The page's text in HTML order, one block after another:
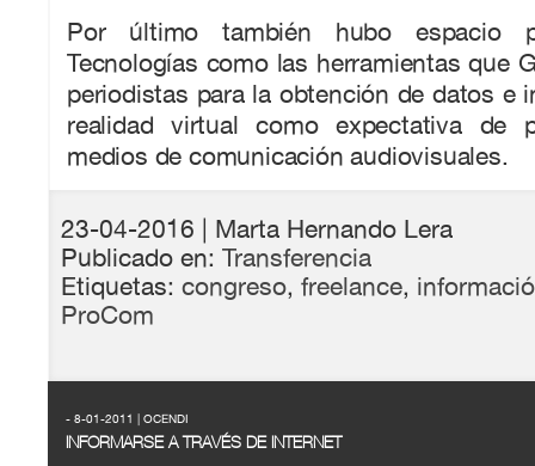
Por último también hubo espacio
Tecnologías como las herramientas que
periodistas para la obtención de datos e
realidad virtual como expectativa de
medios de comunicación audiovisuales.
23-04-2016 | Marta Hernando Lera
Publicado en: Transferencia
Etiquetas: congreso, freelance,
ProCom
- 8-01-2011 | OCENDI
INFORMARSE A TRAVÉS DE INTERNET